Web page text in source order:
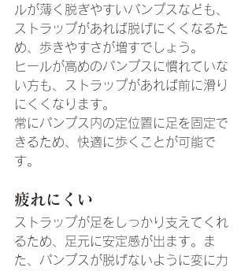
ルが薄く脱ぎやすいパンプスなども、
ストラップがあれば脱げにくくなるた
め、歩きやすさが増すでしょう。
ヒールが高めのパンプスに慣れていな
い方も、ストラップがあれば前に滑り
にくくなります。
常にパンプス内の定位置に足を固定で
きるため、快適に歩くことが可能で
す。
疲れにくい
ストラップが足をしっかり支えてくれ
るため、足元に安定感が出ます。ま
た、パンプスが脱げないように変に力